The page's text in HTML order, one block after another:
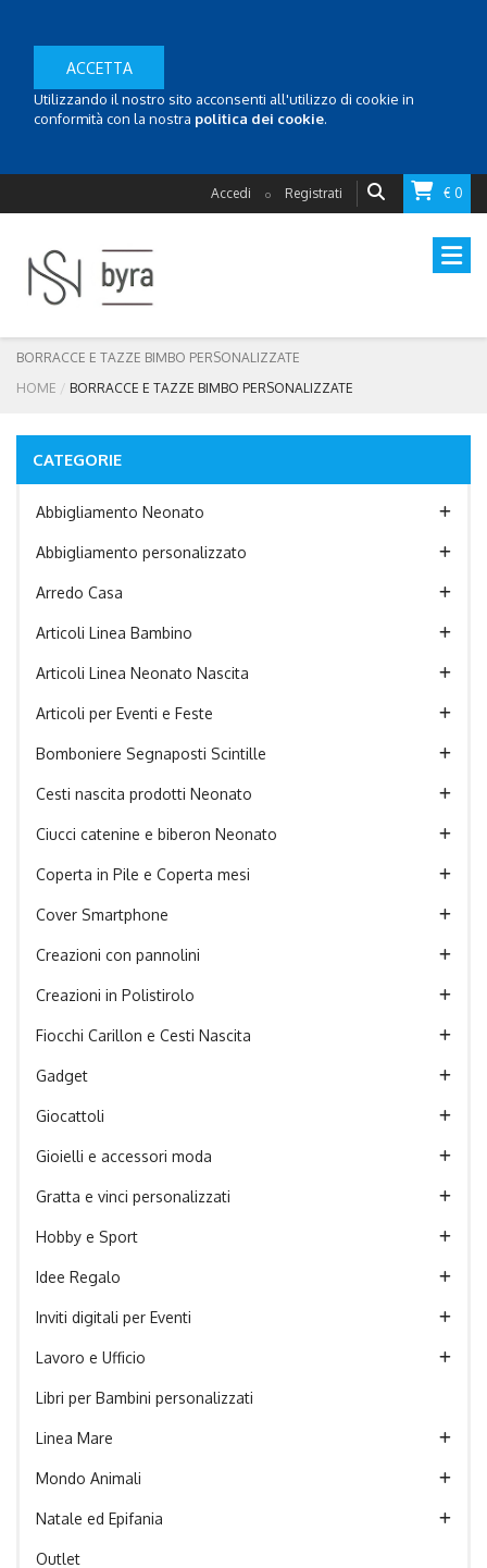
ACCETTA
Utilizzando il nostro sito acconsenti all'utilizzo di cookie in
conformità con la nostra politica dei cookie.
Accedi o Registrati € 0
BORRACCE E TAZZE BIMBO PERSONALIZZATE
HOME
BORRACCE E TAZZE BIMBO PERSONALIZZATE
CATEGORIE
Abbigliamento Neonato
Abbigliamento personalizzato
Arredo Casa
Articoli Linea Bambino
Articoli Linea Neonato Nascita
Articoli per Eventi e Feste
Bomboniere Segnaposti Scintille
Cesti nascita prodotti Neonato
Ciucci catenine e biberon Neonato
Coperta in Pile e Coperta mesi
Cover Smartphone
Creazioni con pannolini
Creazioni in Polistirolo
Fiocchi Carillon e Cesti Nascita
Gadget
Giocattoli
Gioielli e accessori moda
Gratta e vinci personalizzati
Hobby e Sport
Idee Regalo
Inviti digitali per Eventi
Lavoro e Ufficio
Libri per Bambini personalizzati
Linea Mare
Mondo Animali
Natale ed Epifania
Outlet